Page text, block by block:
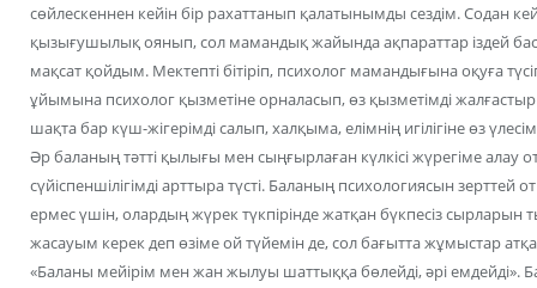
сөйлескеннен кейін бір рахаттанып қалатынымды сездім. Содан
қызығушылық оянып, сол мамандық жайында ақпараттар іздей
мақсат қойдым. Мектепті бітіріп, психолог мамандығына оқуға
ұйымына психолог қызметіне орналасып, өз қызметімді
шақта бар күш-жігерімді салып, халқыма, елімнің игілігіне өз
Әр баланың тәтті қылығы мен сыңғырлаған күлкісі жүрегіме
сүйіспеншілігімді арттыра түсті. Баланың психологиясын
ермес үшін, олардың жүрек түкпірінде жатқан бүкпесіз
жасауым керек деп өзіме ой түйемін де, сол бағытта жұмыстар
«Баланы мейірім мен жан жылуы шаттыққа бөлейді, әрі емдейді».